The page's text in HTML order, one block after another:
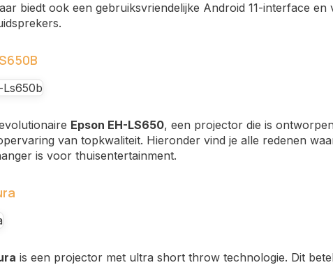
biedt ook een gebruiksvriendelijke Android 11-interface
Epson EH-LS650, een projector die is
van topkwaliteit. Hieronder vind je alle redenen
is voor thuisentertainment.
is een projector met ultra short throw technologie. Dit